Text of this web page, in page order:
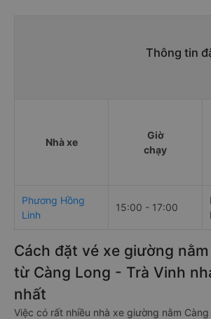
Thông tin
Nhà xe
Giờ
chạy
Phương Hồng
Linh
15:00 - 17:00
Cách đặt vé xe giường
từ Càng Long - Trà Vinh
nhất
Việc có rất nhiều nhà xe giường nằm